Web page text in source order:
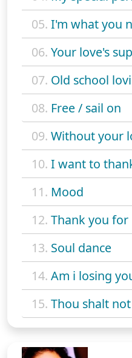
05. I'm what you
06. Your love's
07. Old school
08. Free / sail on
09. Without your
10. I want to
11. Mood
12. Thank you
13. Soul dance
14. Am i losing
15. Thou shalt not